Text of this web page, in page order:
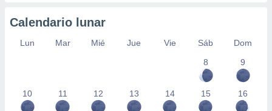
Calendario lunar
Lun Mar Mié Jue Vie Sáb
Dom
8
9
10 11 12 13 14 15 16